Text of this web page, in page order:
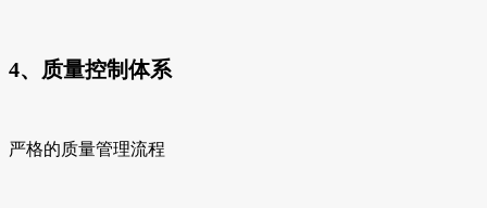
4、质量控制体系
严格的质量管理流程